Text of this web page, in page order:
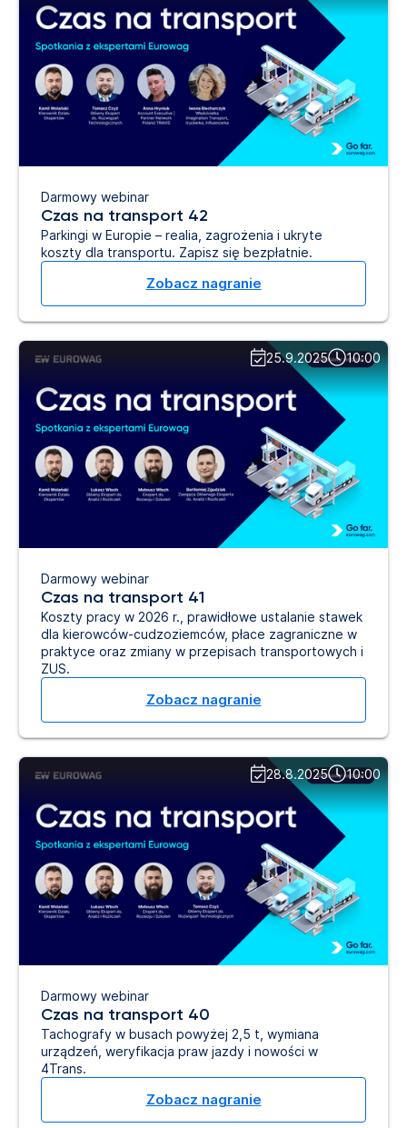
Darmowy webinar
Czas na transport 42
Parkingi w Europie – realia, zagrożenia i ukryte
koszty dla transportu. Zapisz się bezpłatnie.
Zobacz nagranie
Darmowy webinar
Czas na transport 41
Koszty pracy w 2026 r., prawidłowe ustalanie stawek
dla kierowców-cudzoziemców, płace zagraniczne w
praktyce oraz zmiany w przepisach transportowych i
ZUS.
Zobacz nagranie
25.9.2025 10:00
Darmowy webinar
Czas na transport 40
Tachografy w busach powyżej 2,5 t, wymiana
urządzeń, weryfikacja praw jazdy i nowości w
4Trans.
Zobacz nagranie
28.8.2025 10:00